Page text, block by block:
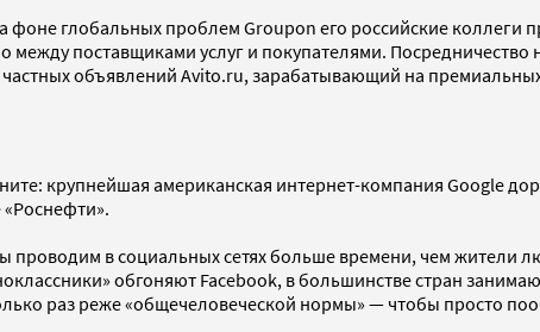
глобальных проблем Groupon его российские
между поставщиками услуг и покупателями.
объявлений Avito.ru, зарабатывающий на
крупнейшая американская интернет-компания Google
в социальных сетях больше времени, чем жители
обгоняют Facebook, в большинстве стран
раз реже «общечеловеческой нормы» — чтобы просто